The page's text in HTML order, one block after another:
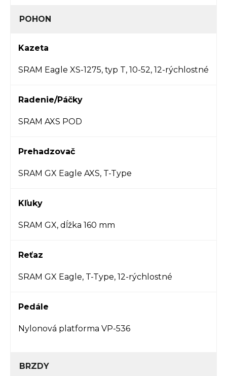
POHON
Kazeta
SRAM Eagle XS-1275, typ T, 10-52, 12-rýchlostné
Radenie/Páčky
SRAM AXS POD
Prehadzovač
SRAM GX Eagle AXS, T-Type
Kľuky
SRAM GX, dĺžka 160 mm
Reťaz
SRAM GX Eagle, T-Type, 12-rýchlostné
Pedále
Nylonová platforma VP-536
BRZDY